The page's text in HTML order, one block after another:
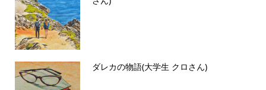
ダレカの物語(大学生 クロさん)